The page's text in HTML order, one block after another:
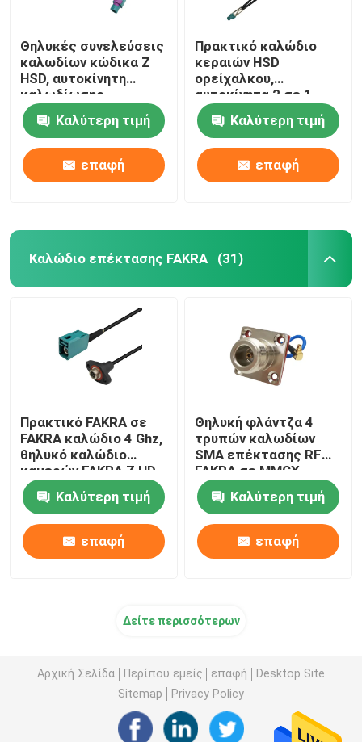
Θηλυκές συνελεύσεις
καλωδίων κώδικα Ζ
HSD, αυτοκίνητη
καλωδίωσης
συνέλευση λουριών
ΣΥΝΕΧΟΎΣ 6GHz HSD
Καλύτερη τιμή
επαφή
Πρακτικό καλώδιο
κεραιών HSD
ορείχαλκου,
αυτοκίνητα 2 σε 1
καλώδιο GVIF
Καλύτερη τιμή
επαφή
Καλώδιο επέκτασης FAKRA (31)
Πρακτικό FAKRA σε
FAKRA καλώδιο 4 Ghz,
θηλυκό καλώδιο
καμερών FAKRA Ζ HD
Καλύτερη τιμή
επαφή
Θηλυκή φλάντζα 4
τρυπών καλωδίων
SMA επέκτασης RF
FAKRA σε MMCX
αρσενική σωστή
γωνίαΚαλύτερη τιμή
επαφή
Δείτε περισσότερων
Αρχική Σελίδα Περίπου εμείς επαφή
Desktop Site
Sitemap
Privacy Policy